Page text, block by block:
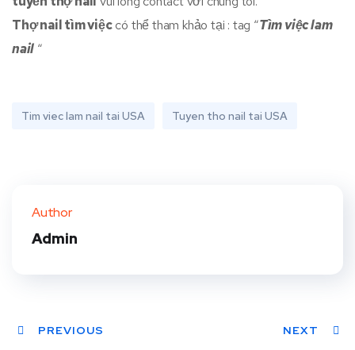
Thợ nail tìm việccó thể tham khảo tại : tag “Tìm việc lam
nail “
Tim viec lam nail tai USA Tuyen tho nail tai USA
Author
Admin
PREVIOUS NEXT